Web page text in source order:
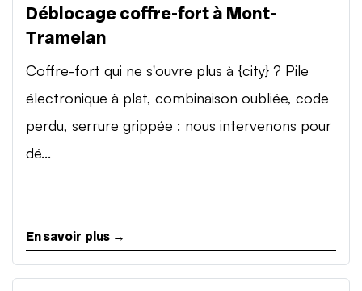
Déblocage coffre-fort à Mont-
Tramelan
Coffre-fort qui ne s'ouvre plus à {city} ? Pile
électronique à plat, combinaison oubliée, code
perdu, serrure grippée : nous intervenons pour
dé...
En savoir plus →